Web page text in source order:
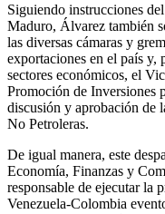
Siguiendo instrucciones
Maduro, Álvarez también
las diversas cámaras y
exportaciones en el país y,
sectores económicos, el
Promoción de Inversiones
discusión y aprobación de
No Petroleras.
De igual manera, este
Economía, Finanzas y
responsable de ejecutar la
Venezuela-Colombia